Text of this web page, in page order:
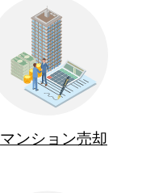
マンション売却